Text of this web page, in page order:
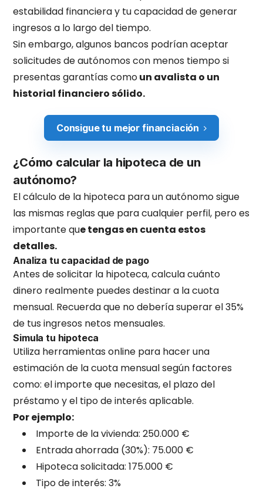
estabilidad financiera y tu capacidad de generar
ingresos a lo largo del tiempo.
Sin embargo, algunos bancos podrían aceptar
solicitudes de autónomos con menos tiempo si
presentas garantías comoun avalista o un
historial financiero sólido.
Consigue tu mejor financiación
¿Cómo calcular la hipoteca de un
autónomo?
El cálculo de la hipoteca para un autónomo sigue
las mismas reglas que para cualquier perfil, pero es
importante que tengas en cuenta estos
detalles.
Analiza tu capacidad de pago
Antes de solicitar la hipoteca, calcula cuánto
dinero realmente puedes destinar a la cuota
mensual. Recuerda que no debería superar el 35%
de tus ingresos netos mensuales.
Simula tu hipoteca
Utiliza herramientas online para hacer una
estimación de la cuota mensual según factores
como: el importe que necesitas, el plazo del
préstamo y el tipo de interés aplicable.
Por ejemplo:
Importe de la vivienda: 250.000 €
Entrada ahorrada (30%): 75.000 €
Hipoteca solicitada: 175.000 €
Tipo de interés: 3%